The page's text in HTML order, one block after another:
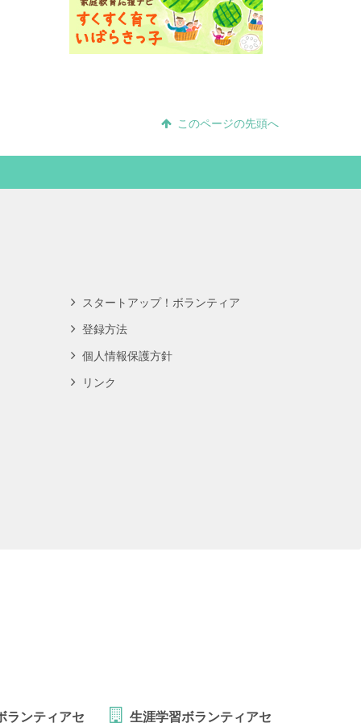
このページの先頭へ
スタートアップ！ボランティア
登録方法
個人情報保護方針
リンク
ランティアセ 生涯学習ボランティアセ